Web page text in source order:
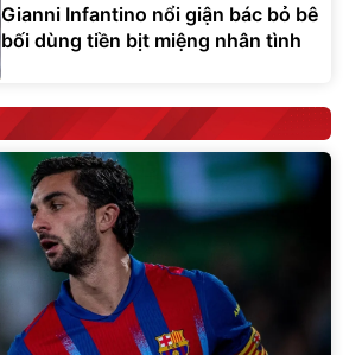
Gianni Infantino nổi giận bác bỏ bê
bối dùng tiền bịt miệng nhân tình